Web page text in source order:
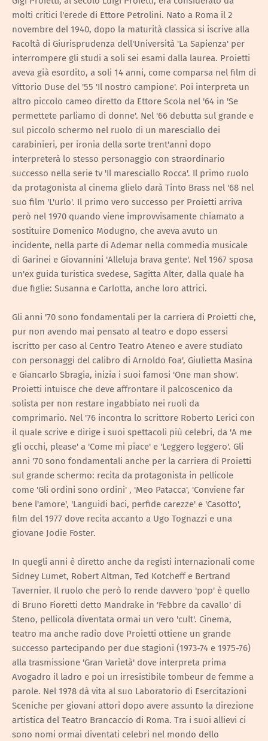
molti critici l'erede di Ettore Petrolini. Nato a Roma il 2
novembre del 1940, dopo la maturità classica si iscrive alla
Facoltà di Giurisprudenza dell'Università 'La Sapienza' per
interrompere gli studi a soli sei esami dalla laurea. Proietti
aveva già esordito, a soli 14 anni, come comparsa nel film di
Vittorio Duse del '55 'Il nostro campione'. Poi interpreta un
altro piccolo cameo diretto da Ettore Scola nel '64 in 'Se
permettete parliamo di donne'. Nel '66 debutta sul grande e
sul piccolo schermo nel ruolo di un maresciallo dei
carabinieri, per ironia della sorte trent'anni dopo
interpreterà lo stesso personaggio con straordinario
successo nella serie tv 'Il maresciallo Rocca'. Il primo ruolo
da protagonista al cinema glielo darà Tinto Brass nel '68 nel
suo film 'L'urlo'. Il primo vero successo per Proietti arriva
però nel 1970 quando viene improvvisamente chiamato a
sostituire Domenico Modugno, che aveva avuto un
incidente, nella parte di Ademar nella commedia musicale
di Garinei e Giovannini 'Alleluja brava gente'. Nel 1967 sposa
un'ex guida turistica svedese, Sagitta Alter, dalla quale ha
due figlie: Susanna e Carlotta, anche loro attrici.
Gli anni '70 sono fondamentali per la carriera di Proietti che,
pur non avendo mai pensato al teatro e dopo essersi
iscritto per caso al Centro Teatro Ateneo e avere studiato
con personaggi del calibro di Arnoldo Foa', Giulietta Masina
e Giancarlo Sbragia, inizia i suoi famosi 'One man show'.
Proietti intuisce che deve affrontare il palcoscenico da
solista per non restare ingabbiato nei ruoli da
comprimario. Nel '76 incontra lo scrittore Roberto Lerici con
il quale scrive e dirige i suoi spettacoli più celebri, da 'A me
gli occhi, please' a 'Come mi piace' e 'Leggero leggero'. Gli
anni '70 sono fondamentali anche per la carriera di Proietti
sul grande schermo: recita da protagonista in pellicole
come 'Gli ordini sono ordini' , 'Meo Patacca', 'Conviene far
bene l'amore', 'Languidi baci, perfide carezze' e 'Casotto',
film del 1977 dove recita accanto a Ugo Tognazzi e una
giovane Jodie Foster.
In quegli anni è diretto anche da registi internazionali come
Sidney Lumet, Robert Altman, Ted Kotcheff e Bertrand
Tavernier. Il ruolo che però lo rende davvero 'pop' è quello
di Bruno Fioretti detto Mandrake in 'Febbre da cavallo' di
Steno, pellicola diventata ormai un vero 'cult'. Cinema,
teatro ma anche radio dove Proietti ottiene un grande
successo partecipando per due stagioni (1973-74 e 1975-76)
alla trasmissione 'Gran Varietà' dove interpreta prima
Avogadro il ladro e poi un irresistibile tombeur de femme a
parole. Nel 1978 dà vita al suo Laboratorio di Esercitazioni
Sceniche per giovani attori dopo avere assunto la direzione
artistica del Teatro Brancaccio di Roma. Tra i suoi allievi ci
sono nomi ormai diventati celebri nel mondo dello